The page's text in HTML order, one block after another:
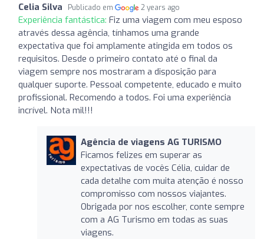
Celia Silva Publicado em 2 years ago
Experiência fantástica: Fiz uma viagem com meu esposo
através dessa agência, tínhamos uma grande
expectativa que foi amplamente atingida em todos os
requisitos. Desde o primeiro contato até o final da
viagem sempre nos mostraram a disposição para
qualquer suporte. Pessoal competente, educado e muito
profissional. Recomendo a todos. Foi uma experiência
incrível. Nota mil!!!
Agência de viagens AG TURISMO
Ficamos felizes em superar as
expectativas de vocês Célia, cuidar de
cada detalhe com muita atenção é nosso
compromisso com nossos viajantes.
Obrigada por nos escolher, conte sempre
com a AG Turismo em todas as suas
viagens.